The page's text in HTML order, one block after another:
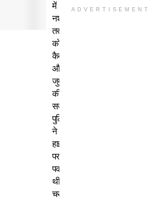
में
नशा
तस्कर
काे
कैद
और
जुर्माने
की
सजा,
पुलिस
ने
हाईवे
पर
पकड़ी
थी
चरस
ADVERTISEMENT